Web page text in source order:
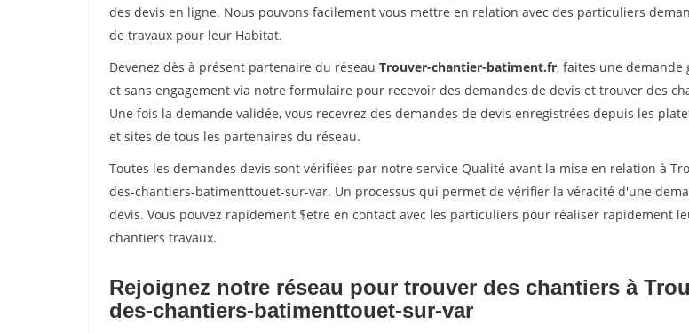
des devis en ligne. Nous pouvons facilement vous mettre en relation avec des particuliers
de travaux pour leur Habitat.
Devenez dès à présent partenaire du réseau Trouver-chantier-batiment.fr, faites une demande
et sans engagement via notre formulaire pour recevoir des demandes de devis et trouver des
Une fois la demande validée, vous recevrez des demandes de devis enregistrées depuis les
et sites de tous les partenaires du réseau.
Toutes les demandes devis sont vérifiées par notre service Qualité avant la mise en relation à
des-chantiers-batimenttouet-sur-var. Un processus qui permet de vérifier la véracité d'une
devis. Vous pouvez rapidement $etre en contact avec les particuliers pour réaliser rapidement
chantiers travaux.
Rejoignez notre réseau pour trouver des chantiers à
des-chantiers-batimenttouet-sur-var